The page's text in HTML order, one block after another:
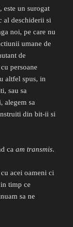
este un surogat
al deschiderii si
noi, pe care nu
umane de
de
persoane
altfel spus, in
sau sa
alegem sa
din bit-ii si
caam transmis.
acei oameni ci
timp ce
sa ne